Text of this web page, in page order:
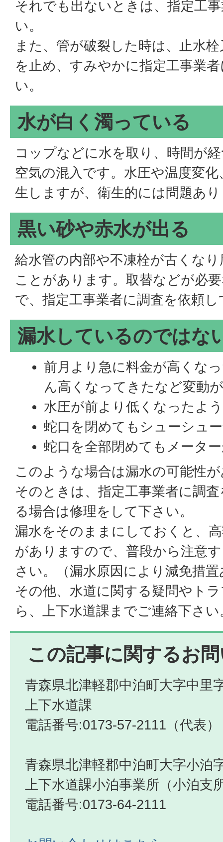
それでも出ないときは、指定工
い。
また、管が破裂した時は、止水
を止め、すみやかに指定工事業
い。
水が白く濁っている
コップなどに水を取り、時間が
空気の混入です。水圧や温度変
生しますが、衛生的には問題あ
黒い砂や赤水が出る
給水管の内部や不凍栓が古くな
ことがあります。取替などが必
で、指定工事業者に調査を依頼
漏水しているのではな
前月より急に料金が高くな
ん高くなってきたなど変動
水圧が前より低くなったよ
蛇口を閉めてもシューシュ
蛇口を全部閉めてもメータ
このような場合は漏水の可能性
そのときは、指定工事業者に調
る場合は修理をして下さい。
漏水をそのままにしておくと、
がありますので、普段から注意
さい。（漏水原因により減免措
その他、水道に関する疑問やト
ら、上下水道課までご連絡下さい
この記事に関するお
青森県北津軽郡中泊町大字中里
上下水道課
電話番号:0173-57-2111（代表）
青森県北津軽郡中泊町大字小泊
上下水道課小泊事業所（小泊支
電話番号:0173-64-2111